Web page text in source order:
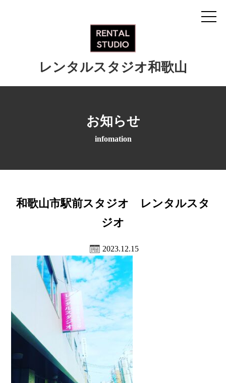
レンタルスタジオ和歌山
お知らせ
infomation
和歌山市駅前スタジオ レンタルスタ
ジオ
2023.12.15